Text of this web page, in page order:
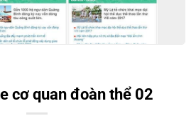
cơ quan đoàn thể 02